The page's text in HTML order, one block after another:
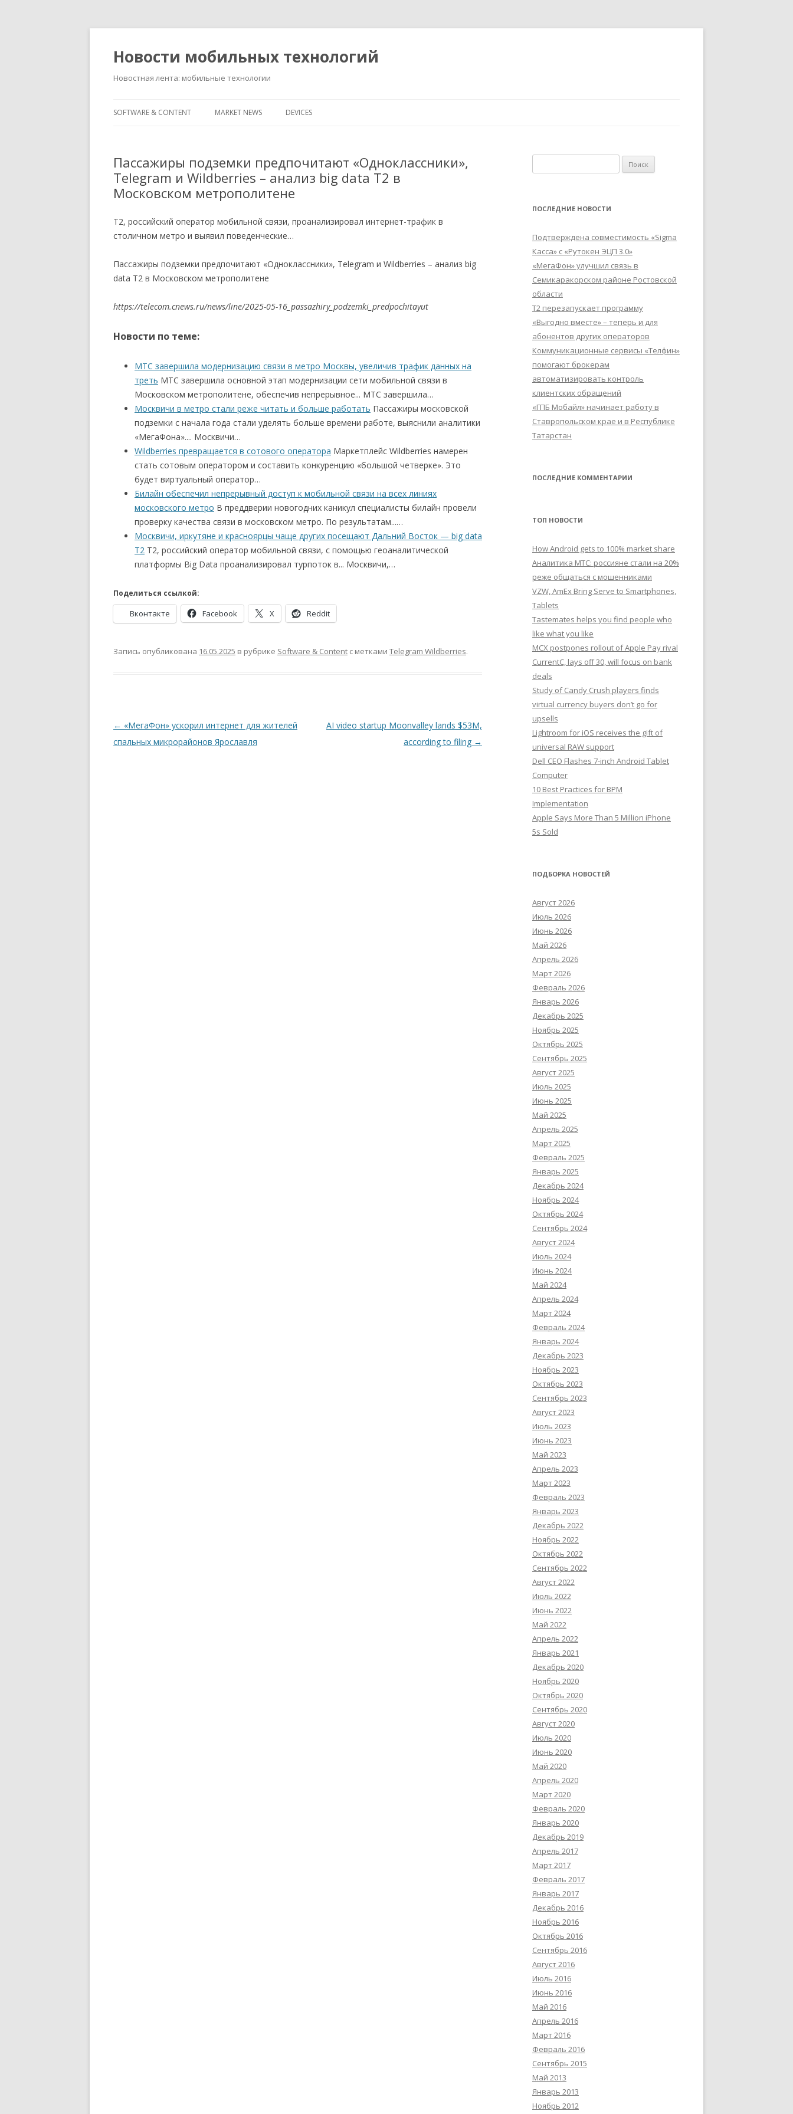
Новости мобильных технологий
Новостная лента: мобильные технологии
SOFTWARE & CONTENT MARKET NEWS DEVICES
Пассажиры подземки предпочитают «Одноклассники»,
Telegram и Wildberries – анализ big data Т2 в
Московском метрополитене
T2, российский оператор мобильной связи, проанализировал интернет-трафик в
столичном метро и выявил поведенческие…
Пассажиры подземки предпочитают «Одноклассники», Telegram и Wildberries – анализ big
data Т2 в Московском метрополитене
https://telecom.cnews.ru/news/line/2025-05-16_passazhiry_podzemki_predpochitayut
Новости по теме:
МТС завершила модернизацию связи в метро Москвы, увеличив трафик данных на
треть МТС завершила основной этап модернизации сети мобильной связи в
Московском метрополитене, обеспечив непрерывное... МТС завершила…
Москвичи в метро стали реже читать и больше работать Пассажиры московской
подземки с начала года стали уделять больше времени работе, выяснили аналитики
«МегаФона».... Москвичи…
Wildberries превращается в сотового оператора Маркетплейс Wildberries намерен
стать сотовым оператором и составить конкуренцию «большой четверке». Это
будет виртуальный оператор…
Билайн обеспечил непрерывный доступ к мобильной связи на всех линиях
московского метро В преддверии новогодних каникул специалисты билайн провели
проверку качества связи в московском метро. По результатам...…
Москвичи, иркутяне и красноярцы чаще других посещают Дальний Восток — big data
T2 T2, российский оператор мобильной связи, с помощью геоаналитической
платформы Big Data проанализировал турпоток в... Москвичи,…
Поделиться ссылкой:
Вконтакте Facebook X Reddit
Запись опубликована 16.05.2025 в рубрике Software & Content с метками Telegram Wildberries.
Навигация
по
← «МегаФон» ускорил интернет для жителей
спальных микрорайонов Ярославля
AI video startup Moonvalley lands $53M,
according to filing →
ПОСЛЕДНИЕ НОВОСТИ
Подтверждена совместимость «Sigma
Касса» с «Рутокен ЭЦП 3.0»
«МегаФон» улучшил связь в
Семикаракорском районе Ростовской
области
Т2 перезапускает программу
«Выгодно вместе» – теперь и для
абонентов других операторов
Коммуникационные сервисы «Телфин»
помогают брокерам
автоматизировать контроль
клиентских обращений
«ГПБ Мобайл» начинает работу в
Ставропольском крае и в Республике
Татарстан
ПОСЛЕДНИЕ КОММЕНТАРИИ
ТОП НОВОСТИ
How Android gets to 100% market share
Аналитика МТС: россияне стали на 20%
реже общаться с мошенниками
VZW, AmEx Bring Serve to Smartphones,
Tablets
Tastemates helps you find people who
like what you like
MCX postpones rollout of Apple Pay rival
CurrentC, lays off 30, will focus on bank
deals
Study of Candy Crush players finds
virtual currency buyers don’t go for
upsells
Lightroom for iOS receives the gift of
universal RAW support
Dell CEO Flashes 7-inch Android Tablet
Computer
10 Best Practices for BPM
Implementation
Apple Says More Than 5 Million iPhone
5s Sold
ПОДБОРКА НОВОСТЕЙ
Август 2026
Июль 2026
Июнь 2026
Май 2026
Апрель 2026
Март 2026
Февраль 2026
Январь 2026
Декабрь 2025
Ноябрь 2025
Октябрь 2025
Сентябрь 2025
Август 2025
Июль 2025
Июнь 2025
Май 2025
Апрель 2025
Март 2025
Февраль 2025
Январь 2025
Декабрь 2024
Ноябрь 2024
Октябрь 2024
Сентябрь 2024
Август 2024
Июль 2024
Июнь 2024
Май 2024
Апрель 2024
Март 2024
Февраль 2024
Январь 2024
Декабрь 2023
Ноябрь 2023
Октябрь 2023
Сентябрь 2023
Август 2023
Июль 2023
Июнь 2023
Май 2023
Апрель 2023
Март 2023
Февраль 2023
Январь 2023
Декабрь 2022
Ноябрь 2022
Октябрь 2022
Сентябрь 2022
Август 2022
Июль 2022
Июнь 2022
Май 2022
Апрель 2022
Январь 2021
Декабрь 2020
Ноябрь 2020
Октябрь 2020
Сентябрь 2020
Август 2020
Июль 2020
Июнь 2020
Май 2020
Апрель 2020
Март 2020
Февраль 2020
Январь 2020
Декабрь 2019
Апрель 2017
Март 2017
Февраль 2017
Январь 2017
Декабрь 2016
Ноябрь 2016
Октябрь 2016
Сентябрь 2016
Август 2016
Июль 2016
Июнь 2016
Май 2016
Апрель 2016
Март 2016
Февраль 2016
Сентябрь 2015
Май 2013
Январь 2013
Ноябрь 2012